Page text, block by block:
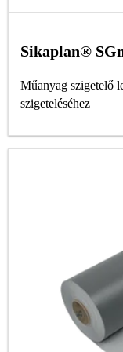
Sikaplan®
Műanyag szigetelő
szigeteléséhez